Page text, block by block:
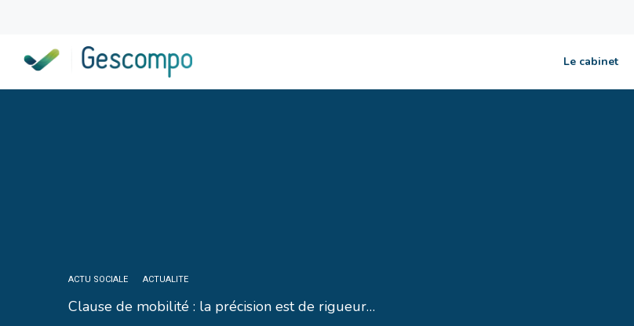
Le cabinet
ACTU SOCIALE ACTUALITE
Clause de mobilité : la précision est de rigueur…